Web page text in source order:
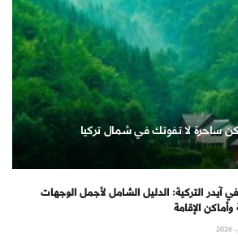
آيدر التركية: الدليل الشامل لأجمل الوجهات
الإقامة